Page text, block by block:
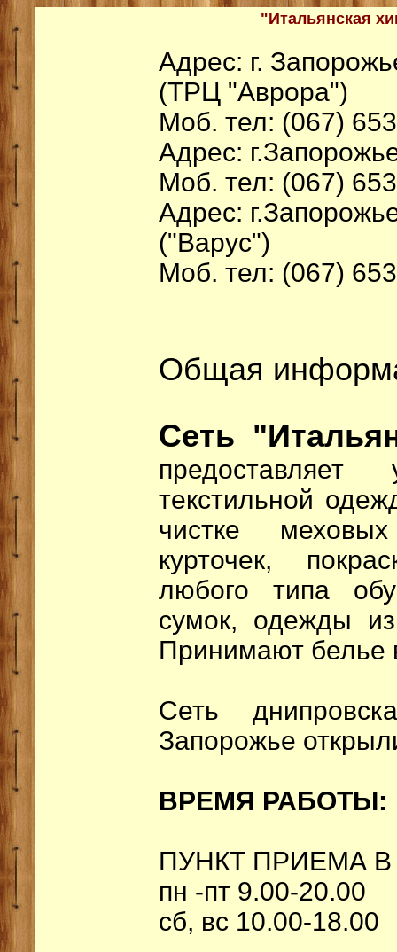
"Итальянская
Адрес: г.
(ТРЦ "Аврора")
Моб. тел: (067)
Адрес:
Моб. тел: (067)
Адрес:
("Варус")
Моб. тел: (067)
Общая
Сеть
текстильной
чистке
курточек,
любого типа
сумок, одежды
Принимают белье
Сеть
Запорожье
ВРЕМЯ РАБОТЫ:
ПУНКТ ПРИЕМА
пн -пт 9.00-20.00
сб, вс 10.00-18.00